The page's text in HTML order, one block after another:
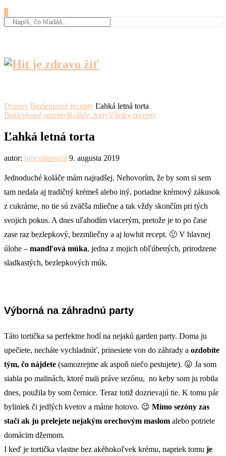
Domov Bezlepkové recepty Ľahká letná torta
Bezlepkové receptyKoláče, tortyVšetky recepty
Ľahká letná torta
autor: hitjezdravozit 9. augusta 2019
Jednoduché koláče mám najradšej. Nehovorím, že by som si sem
tam nedala aj tradičný krémeš alebo iný, poriadne krémový zákusok
z cukrárne, no tie sú zväčša mliečne a tak vždy skončím pri tých
svojich pokus. A dnes uľahodím viacerým, pretože je to po čase
zase raz bezlepkový, bezmliečny a aj lowhit recept. 🙂 V hlavnej
úlohe – mandľová múka, jedna z mojich obľúbených, prirodzene
sladkastých, bezlepkových múk.
Výborná na záhradnú party
Táto tortička sa perfektne hodí na nejakú garden party. Doma ju
upečiete, necháte vychladnúť, prinesiete von do záhrady a ozdobíte
tým, čo nájdete (samozrejme ak aspoň niečo pestujete). 😛 Ja som
siahla po malinách, ktoré mali práve sezónu, no keby som ju robila
dnes, použila by som černice. Teraz totiž dozrievajú tie. K tomu pár
byliniek či jedlých kvetov a máme hotovo. 😉 Mimo sezóny zas
stačí ak ju prelejete nejakým orechovým maslom alebo potriete
domácim džemom.
I keď je tortička vlastne bez akéhokoľvek krému, napriek tomu je